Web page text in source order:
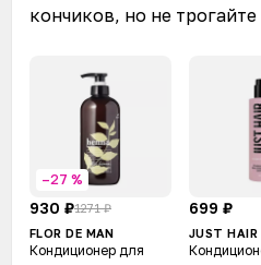
кончиков, но не
–27 %
930 ₽1271 ₽
FLOR DE MAN
Кондиционер для
699 ₽
JUST HAIR